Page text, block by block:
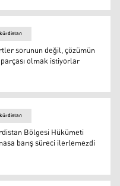
üzere: Büyükelçi
Barzani ve Sky
kürdistan
sorunun değil, çözümün
olmak istiyorlar
barış süreci
kürdistan
Bölgesi Hükümeti
barış süreci ilerlemezdi